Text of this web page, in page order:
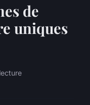
de
uniques